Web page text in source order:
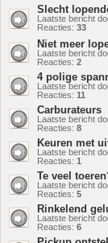
Slecht
Laatste bericht
Reacties: 33
Niet meer
Laatste bericht
Reacties: 2
4 polige
Laatste bericht
Reacties: 11
Carburateurs
Laatste bericht
Reacties: 8
Keuren met
Laatste bericht
Reacties: 1
Te veel
Laatste bericht
Reacties: 5
Rinkelend
Laatste bericht
Reacties: 6